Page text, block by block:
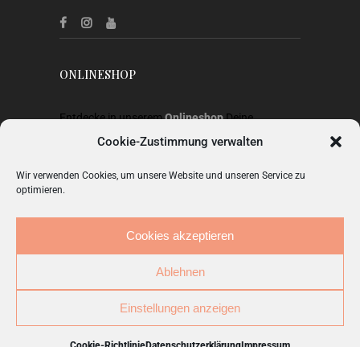
Cookie-Zustimmung verwalten
Wir verwenden Cookies, um unsere Website und unseren Service zu
optimieren.
Cookies akzeptieren
Ablehnen
Einstellungen anzeigen
ONLINESHOP
Entdecke in unseremOnlineshopDeine
Lieblingsstücke aus Heimtextilien, Gardinen,
Mode.
© Copyright 2026.Studio Carnarius. Alle Rechte